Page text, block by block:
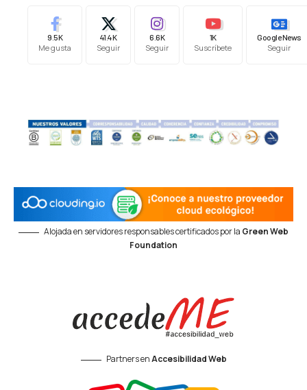
9.5K
Me gusta
41.4K
Seguir
6.6K
Seguir
1K
Suscríbete
Google News
Seguir
Alojada en servidores responsables certificados por la Green Web
Foundation
Partners enAccesibilidad Web